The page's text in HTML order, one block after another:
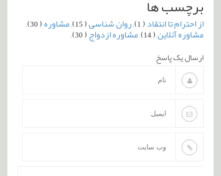
برچسب ها
از احترام تا انتقاد( 1), روان شناسی( 15), مشاوره( 30),
مشاوره آنلاین( 14), مشاوره ازدواج( 30),
ارسال یک پاسخ